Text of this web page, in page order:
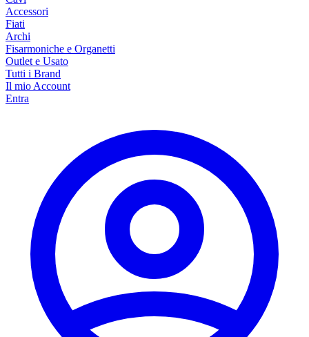
Accessori
Fiati
Archi
Fisarmoniche e Organetti
Outlet e Usato
Tutti i Brand
Il mio Account
Entra